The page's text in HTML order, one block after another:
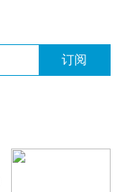
订阅